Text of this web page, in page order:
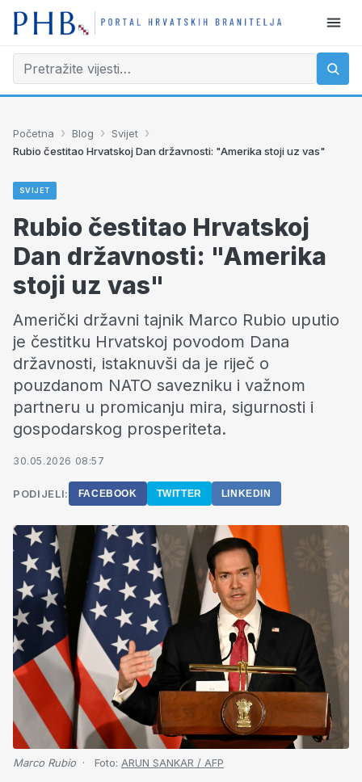
Početna › Blog › Svijet ›
Rubio čestitao Hrvatskoj Dan državnosti: "Amerika stoji uz vas"
SVIJET
Rubio čestitao Hrvatskoj
Dan državnosti: "Amerika
stoji uz vas"
Američki državni tajnik Marco Rubio uputio
je čestitku Hrvatskoj povodom Dana
državnosti, istaknuvši da je riječ o
pouzdanom NATO savezniku i važnom
partneru u promicanju mira, sigurnosti i
gospodarskog prosperiteta.
30.05.2026 08:57
PODIJELI: FACEBOOK TWITTER LINKEDIN
Marco Rubio Foto: ARUN SANKAR / AFP